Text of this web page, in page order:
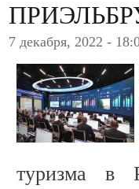
7 декабря, 2022 -
туризма в